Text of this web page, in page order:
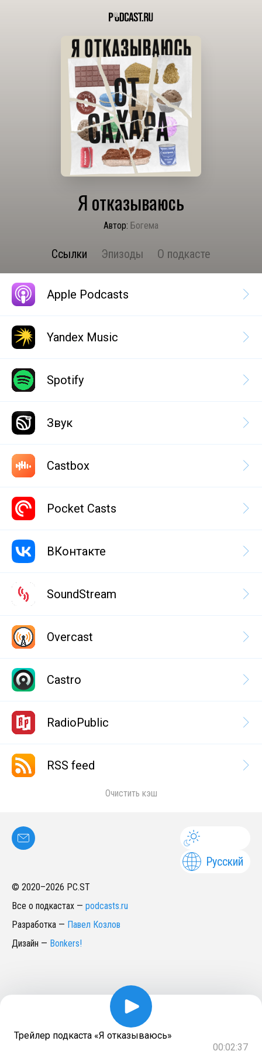
Я отказываюсь
Автор: Богема
Ссылки Эпизоды О подкасте
Apple Podcasts
Yandex Music
Spotify
Звук
Castbox
Pocket Casts
ВКонтакте
SoundStream
Overcast
Castro
RadioPublic
RSS feed
Очистить кэш
Русский
© 2020–2026 PC.ST
Все о подкастах — podcasts.ru
Разработка — Павел Козлов
Дизайн — Bonkers!
Трейлер подкаста «Я отказываюсь»
00:02:37